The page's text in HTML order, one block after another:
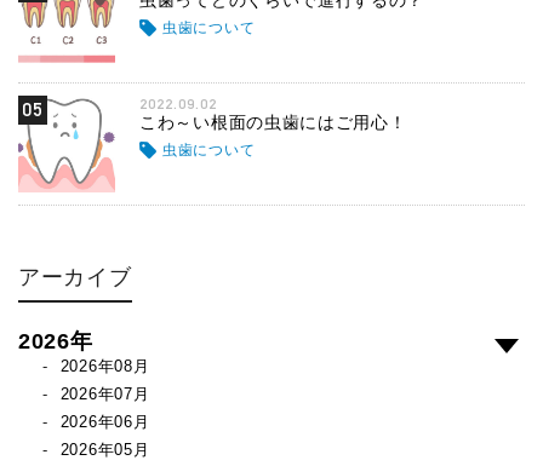
虫歯について
05 2022.09.02
こわ～い根面の虫歯にはご用心！
虫歯について
アーカイブ
2026年
2026年08月
2026年07月
2026年06月
2026年05月